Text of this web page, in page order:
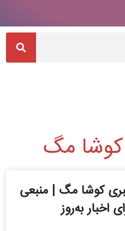
مگ
کوشا مگ | منبعی
اخبار به‌روز